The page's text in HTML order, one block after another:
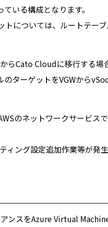
いる構成となります。
については、ルートテー
らCato Cloudに移行する
ターゲットをVGWから
のネットワークサービス
ング設定追加作業等が発生
ンスをAzure Virtual